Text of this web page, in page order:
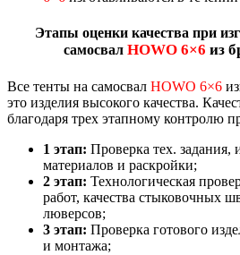
Этапы оценки качества при
самосвал HOWO 6×6 из
Все тенты на самосвал HOWO 6×6
это изделия высокого качества.
благодаря трех этапному контролю
1 этап: Проверка тех. задания,
материалов и раскройки;
2 этап: Технологическая
работ, качества стыковочных
люверсов;
3 этап: Проверка готового
и монтажа;